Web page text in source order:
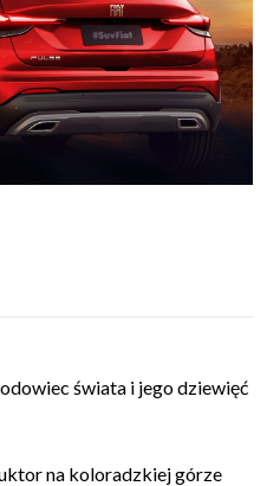
świata i jego dziewięć
na koloradzkiej górze